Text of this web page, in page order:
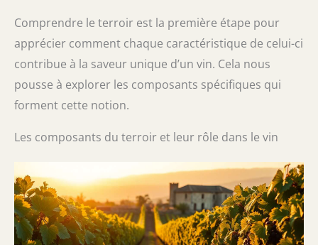
Comprendre le terroir est la première étape pour
apprécier comment chaque caractéristique de celui-ci
contribue à la saveur unique d’un vin. Cela nous
pousse à explorer les composants spécifiques qui
forment cette notion.
Les composants du terroir et leur rôle dans le vin